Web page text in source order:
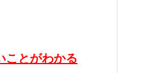
ことがわかる